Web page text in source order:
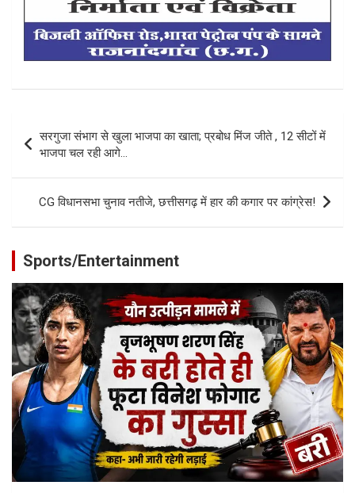
navigation
सरगुजा संभाग से खुला भाजपा का खाता; प्रबोध मिंज जीते , 12 सीटों में
भाजपा चल रही आगे…
CG विधानसभा चुनाव नतीजे, छत्तीसगढ़ में हार की कगार पर कांग्रेस!
Sports/Entertainment